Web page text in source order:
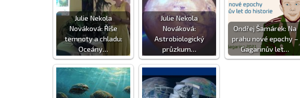
Julie Nekola
Nováková: Říše
temnoty a chladu:
Oceány…
Julie Nekola
Nováková:
Astrobiologický
průzkum…
Ondřej Šamárek: Na
prahu nové epochy –
Gagarinův let…